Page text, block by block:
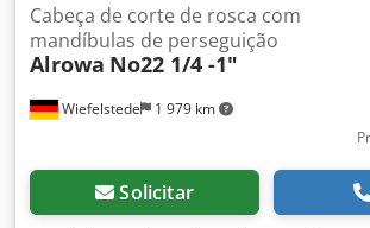
Wiefelstede 1 979 km
Cabeça de corte de rosca com
mandíbulas de perseguição
Alrowa No22 1/4 -1"
Solicitar